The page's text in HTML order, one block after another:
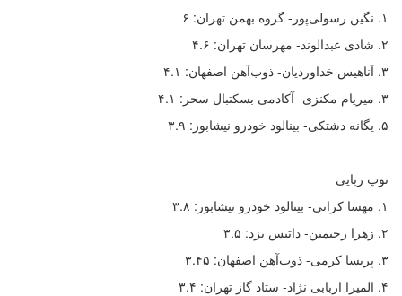
۱. نگین رسولی‌پور- گروه بهمن تهران: ۶
۲. شادی عبدالوند- مهرسان تهران: ۴.۶
۳. آناهیس خداوردیان- ذوب‌آهن اصفهان: ۴.۱
۳. میریام مکنزی- آکادمی بسکتبال سحر: ۴.۱
۵. یگانه دشتکی- بینالود خودرو نیشابور: ۳.۹
توپ ربایی
۱. مهسا کرانی- بینالود خودرو نیشابور: ۳.۸
۲. زهرا رحیمین- داتیس یزد: ۳.۵
۳. پریسا کرمی- ذوب‌آهن اصفهان: ۳.۴۵
۴. المیرا اربابی نژاد- ستاد گاز تهران: ۳.۴